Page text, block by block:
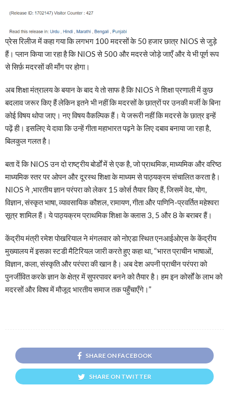
प्रेस रिलीज में कहा गया कि लगभग 100 मदरसों के 50 हजार छात्र NIOS से जुड़े
हैं। प्लान किया जा रहा है कि NIOS से 500 और मदरसे जोड़े जाएँ और ये भी पूर्ण रूप
से सिर्फ़ मदरसों की माँग पर होगा।
अब शिक्षा मंत्रालय के बयान के बाद ये तो साफ है कि NIOS ने शिक्षा प्रणाली में कुछ
बदलाव जरूर किए हैं लेकिन इतने भी नहीं कि मदरसों के छात्रों पर उनकी मर्जी के बिना
कोई विषय थोपा जाए। नए विषय वैकल्पिक हैं। ये जरूरी नहीं कि मदरसे के छात्र इन्हें
पढ़ें ही। इसलिए ये दावा कि उन्हें गीता महाभारत पढ़ने के लिए दबाव बनाया जा रहा है,
बिलकुल गलत है।
बता दें कि NIOS उन दो राष्ट्रीय बोर्डों में से एक है, जो प्राथमिक, माध्यमिक और वरिष्ठ
माध्यमिक स्तर पर ओपन और दूरस्थ शिक्षा के माध्यम से पाठ्यक्रम संचालित करता है।
NIOS ने ,भारतीय ज्ञान परंपरा को लेकर 15 कोर्स तैयार किए हैं, जिसमें वेद, योग,
विज्ञान, संस्कृत भाषा, व्यावसायिक कौशल, रामायण, गीता और पाणिनि-प्रवर्तित महेश्वरा
सूत्र शामिल हैं। ये पाठ्यक्रम प्राथमिक शिक्षा के क्लास 3, 5 और 8 के बराबर हैं।
केंद्रीय मंत्री रमेश पोखरियाल ने मंगलवार को नोएडा स्थित एनआईओएस के केंद्रीय
मुख्‍यालय में इसका स्‍टडी मैटिरियल जारी करते हुए कहा था, “भारत प्राचीन भाषाओं,
विज्ञान, कला, संस्‍कृति और परंपरा की खान है। अब देश अपनी प्राचीन परंपरा को
पुनर्जीवित करके ज्ञान के क्षेत्र में सुपरपावर बनने को तैयार है। हम इन कोर्सों के लाभ को
मदरसों और विश्‍व में मौजूद भारतीय समाज तक पहुँचाएँगे।”
SHARE ON FACEBOOK
SHARE ON TWITTER